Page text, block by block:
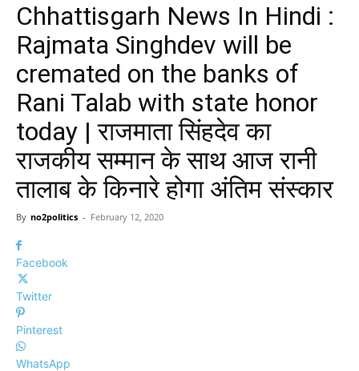
Chhattisgarh News In Hindi :
Rajmata Singhdev will be
cremated on the banks of
Rani Talab with state honor
today | राजमाता सिंहदेव का
राजकीय सम्मान के साथ आज रानी
तालाब के किनारे होगा अंतिम संस्कार
By no2politics - February 12, 2020
Facebook
Twitter
Pinterest
WhatsApp